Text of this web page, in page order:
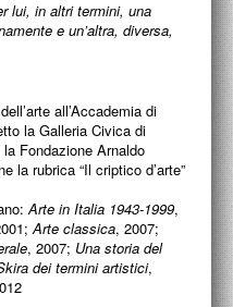
all’Accademia di
rubrica “Il criptico d’arte”
Arte in Italia 1943-1999
Arte classica, 2007;
dei termini artistici,
Moschini, Pier Paolo